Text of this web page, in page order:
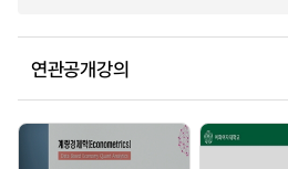
연관공개강의